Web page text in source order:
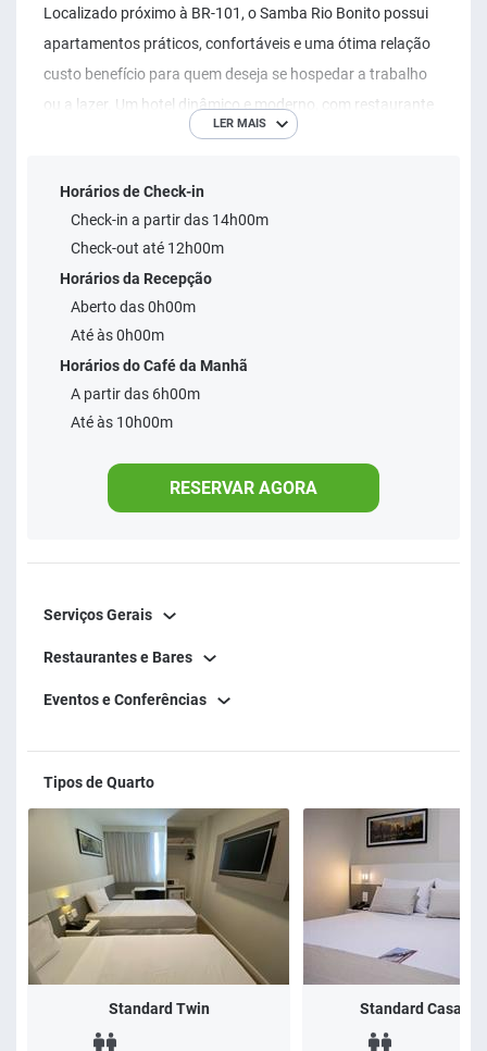
Localizado próximo à BR-101, o Samba Rio Bonito possui
apartamentos práticos, confortáveis e uma ótima relação
custo benefício para quem deseja se hospedar a trabalho
ou a lazer. Um hotel dinâmico e moderno, com restaurante
aberto ao público e uma ampla sala de eventos multiuso.
LER MAIS
Horários de Check-in
Check-in a partir das 14h00m
Check-out até 12h00m
Horários da Recepção
Aberto das 0h00m
Até às 0h00m
Horários do Café da Manhã
A partir das 6h00m
Até às 10h00m
RESERVAR AGORA
Serviços Gerais
Restaurantes e Bares
Eventos e Conferências
Tipos de Quarto
Standard Twin Standard Casal -